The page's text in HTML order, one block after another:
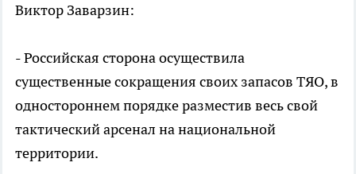
Виктор Заварзин:
- Российская сторона осуществила
существенные сокращения своих запасов ТЯО, в
одностороннем порядке разместив весь свой
тактический арсенал на национальной
территории.